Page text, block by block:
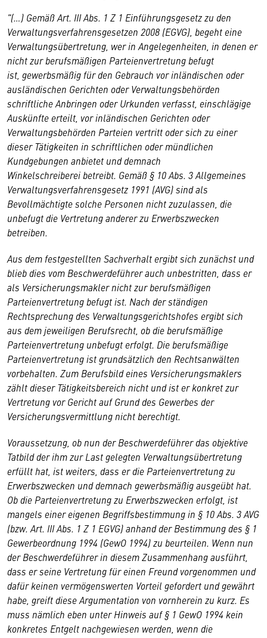
"(…) Gemäß Art. III Abs. 1 Z 1 Einführungsgesetz zu den
Verwaltungsverfahrensgesetzen 2008 (EGVG), begeht eine
Verwaltungsübertretung, wer in Angelegenheiten, in denen er
nicht zur berufsmäßigen Parteienvertretung befugt
ist, gewerbsmäßig für den Gebrauch vor inländischen oder
ausländischen Gerichten oder Verwaltungsbehörden
schriftliche Anbringen oder Urkunden verfasst, einschlägige
Auskünfte erteilt, vor inländischen Gerichten oder
Verwaltungsbehörden Parteien vertritt oder sich zu einer
dieser Tätigkeiten in schriftlichen oder mündlichen
Kundgebungen anbietet und demnach
Winkelschreiberei betreibt. Gemäß § 10 Abs. 3 Allgemeines
Verwaltungsverfahrensgesetz 1991 (AVG) sind als
Bevollmächtigte solche Personen nicht zuzulassen, die
unbefugt die Vertretung anderer zu Erwerbszwecken
betreiben.
Aus dem festgestellten Sachverhalt ergibt sich zunächst und
blieb dies vom Beschwerdeführer auch unbestritten, dass er
als Versicherungsmakler nicht zur berufsmäßigen
Parteienvertretung befugt ist. Nach der ständigen
Rechtsprechung des Verwaltungsgerichtshofes ergibt sich
aus dem jeweiligen Berufsrecht, ob die berufsmäßige
Parteienvertretung unbefugt erfolgt. Die berufsmäßige
Parteienvertretung ist grundsätzlich den Rechtsanwälten
vorbehalten. Zum Berufsbild eines Versicherungsmaklers
zählt dieser Tätigkeitsbereich nicht und ist er konkret zur
Vertretung vor Gericht auf Grund des Gewerbes der
Versicherungsvermittlung nicht berechtigt.
Voraussetzung, ob nun der Beschwerdeführer das objektive
Tatbild der ihm zur Last gelegten Verwaltungsübertretung
erfüllt hat, ist weiters, dass er die Parteienvertretung zu
Erwerbszwecken und demnach gewerbsmäßig ausgeübt hat.
Ob die Parteienvertretung zu Erwerbszwecken erfolgt, ist
mangels einer eigenen Begriffsbestimmung in § 10 Abs. 3 AVG
(bzw. Art. III Abs. 1 Z 1 EGVG) anhand der Bestimmung des § 1
Gewerbeordnung 1994 (GewO 1994) zu beurteilen. Wenn nun
der Beschwerdeführer in diesem Zusammenhang ausführt,
dass er seine Vertretung für einen Freund vorgenommen und
dafür keinen vermögenswerten Vorteil gefordert und gewährt
habe, greift diese Argumentation von vornherein zu kurz. Es
muss nämlich eben unter Hinweis auf § 1 GewO 1994 kein
konkretes Entgelt nachgewiesen werden, wenn die